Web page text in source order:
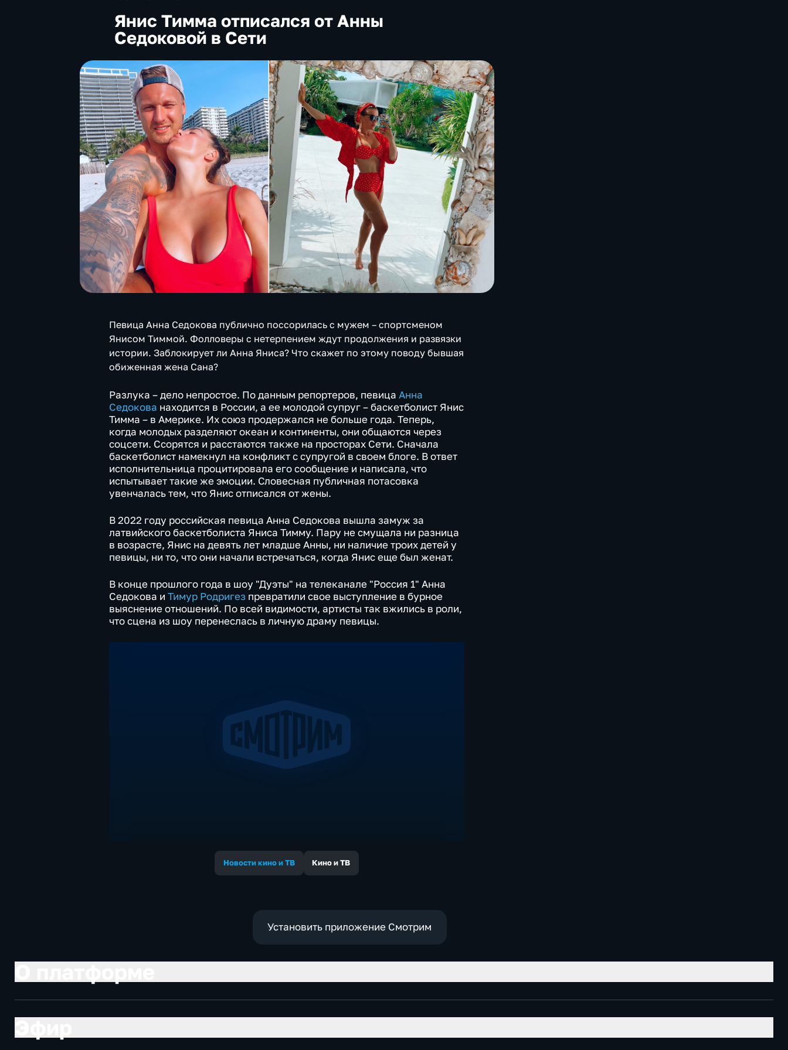
Янис Тимма отписался от Анны
Седоковой в Сети
Певица Анна Седокова публично поссорилась с мужем – спортсменом
Янисом Тиммой. Фолловеры с нетерпением ждут продолжения и развязки
истории. Заблокирует ли Анна Яниса? Что скажет по этому поводу бывшая
обиженная жена Сана?
Разлука – дело непростое. По данным репортеров, певица Анна
Седокова находится в России, а ее молодой супруг – баскетболист Янис
Тимма – в Америке. Их союз продержался не больше года. Теперь,
когда молодых разделяют океан и континенты, они общаются через
соцсети. Ссорятся и расстаются также на просторах Сети. Сначала
баскетболист намекнул на конфликт с супругой в своем блоге. В ответ
исполнительница процитировала его сообщение и написала, что
испытывает такие же эмоции. Словесная публичная потасовка
увенчалась тем, что Янис отписался от жены.
В 2022 году российская певица Анна Седокова вышла замуж за
латвийского баскетболиста Яниса Тимму. Пару не смущала ни разница
в возрасте, Янис на девять лет младше Анны, ни наличие троих детей у
певицы, ни то, что они начали встречаться, когда Янис еще был женат.
В конце прошлого года в шоу "Дуэты" на телеканале "Россия 1" Анна
Седокова иТимур Родригез превратили свое выступление в бурное
выяснение отношений. По всей видимости, артисты так вжились в роли,
что сцена из шоу перенеслась в личную драму певицы.
Новости кино и ТВ Кино и ТВ
Установить приложение Смотрим